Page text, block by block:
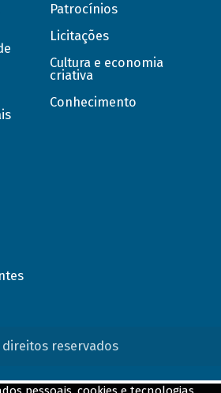
Patrocínios
Licitações
Cultura e economia
criativa
Conhecimento
direitos reservados